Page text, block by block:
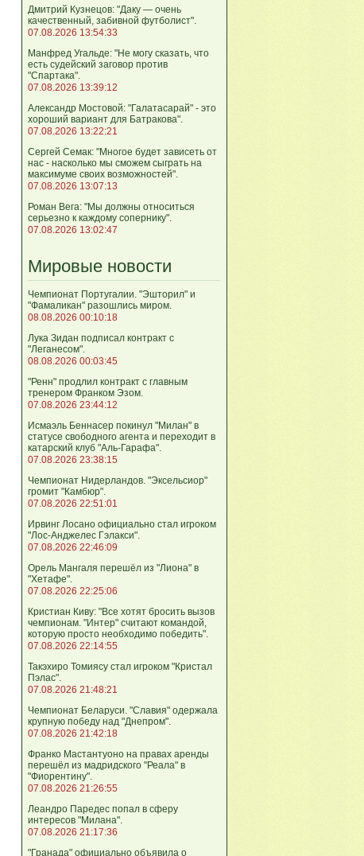
Дмитрий Кузнецов: "Даку — очень
качественный, забивной футболист".
07.08.2026 13:54:33
Манфред Угальде: "Не могу сказать, что
есть судейский заговор против
"Спартака".
07.08.2026 13:39:12
Александр Мостовой: "Галатасарай" - это
хороший вариант для Батракова".
07.08.2026 13:22:21
Сергей Семак: "Многое будет зависеть от
нас - насколько мы сможем сыграть на
максимуме своих возможностей".
07.08.2026 13:07:13
Роман Вега: "Мы должны относиться
серьезно к каждому сопернику".
07.08.2026 13:02:47
Мировые новости
Чемпионат Португалии. "Эшторил" и
"Фамаликан" разошлись миром.
08.08.2026 00:10:18
Лука Зидан подписал контракт с
"Леганесом".
08.08.2026 00:03:45
"Ренн" продлил контракт с главным
тренером Франком Эзом.
07.08.2026 23:44:12
Исмаэль Беннасер покинул "Милан" в
статусе свободного агента и переходит в
катарский клуб "Аль-Гарафа".
07.08.2026 23:38:15
Чемпионат Нидерландов. "Эксельсиор"
громит "Камбюр".
07.08.2026 22:51:01
Ирвинг Лосано официально стал игроком
"Лос-Анджелес Гэлакси".
07.08.2026 22:46:09
Орель Мангаля перешёл из "Лиона" в
"Хетафе".
07.08.2026 22:25:06
Кристиан Киву: "Все хотят бросить вызов
чемпионам. "Интер" считают командой,
которую просто необходимо победить".
07.08.2026 22:14:55
Такэхиро Томиясу стал игроком "Кристал
Пэлас".
07.08.2026 21:48:21
Чемпионат Беларуси. "Славия" одержала
крупную победу над "Днепром".
07.08.2026 21:42:18
Франко Мастантуоно на правах аренды
перешёл из мадридского "Реала" в
"Фиорентину".
07.08.2026 21:26:55
Леандро Паредес попал в сферу
интересов "Милана".
07.08.2026 21:17:36
"Гранада" официально объявила о